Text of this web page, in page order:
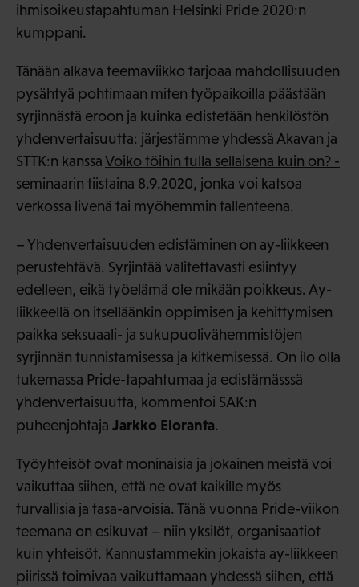
ihmisoikeustapahtuman Helsinki Pride 2020:n
kumppani.
Tänään alkava teemaviikko tarjoaa mahdollisuuden
pysähtyä pohtimaan miten työpaikoilla päästään
syrjinnästä eroon ja kuinka edistetään henkilöstön
yhdenvertaisuutta: järjestämme yhdessä Akavan ja
STTK:n kanssaVoiko töihin tulla sellaisena kuin on? -
seminaarin tiistaina 8.9.2020, jonka voi katsoa
verkossa livenä tai myöhemmin tallenteena.
– Yhdenvertaisuuden edistäminen on ay-liikkeen
perustehtävä. Syrjintää valitettavasti esiintyy
edelleen, eikä työelämä ole mikään poikkeus. Ay-
liikkeellä on itselläänkin oppimisen ja kehittymisen
paikka seksuaali- ja sukupuolivähemmistöjen
syrjinnän tunnistamisessa ja kitkemisessä. On ilo olla
tukemassa Pride-tapahtumaa ja edistämässsä
yhdenvertaisuutta, kommentoi SAK:n
puheenjohtaja Jarkko Eloranta.
Työyhteisöt ovat moninaisia ja jokainen meistä voi
vaikuttaa siihen, että ne ovat kaikille myös
turvallisia ja tasa-arvoisia. Tänä vuonna Pride-viikon
teemana on esikuvat – niin yksilöt, organisaatiot
kuin yhteisöt. Kannustammekin jokaista ay-liikkeen
piirissä toimivaa vaikuttamaan yhdessä siihen, että